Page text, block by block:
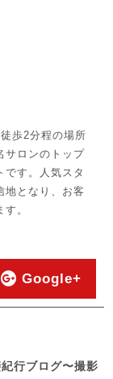
歩2分程の場所
サロンのトップ
です。人気スタ
地となり、お客
。
Google+
行ブログ〜撮影